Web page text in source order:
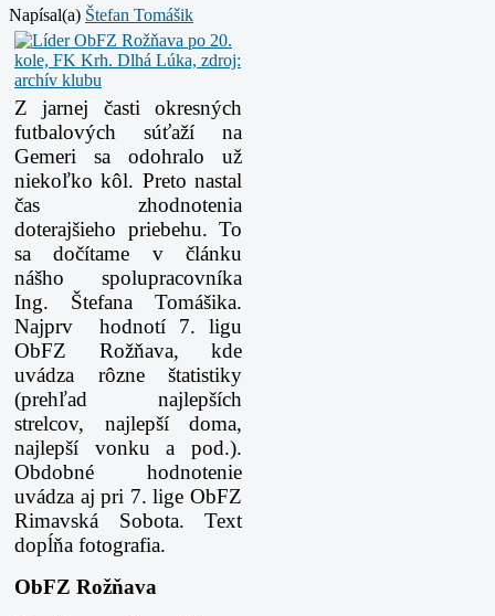
Napísal(a) Štefan Tomášik
Z jarnej časti okresných
futbalových súťaží na
Gemeri sa odohralo už
niekoľko kôl. Preto nastal
čas zhodnotenia
doterajšieho priebehu. To
sa dočítame v článku
nášho spolupracovníka
Ing. Štefana Tomášika.
Najprv hodnotí 7. ligu
ObFZ Rožňava, kde
uvádza rôzne štatistiky
(prehľad najlepších
strelcov, najlepší doma,
najlepší vonku a pod.).
Obdobné hodnotenie
uvádza aj pri 7. lige ObFZ
Rimavská Sobota. Text
dopĺňa fotografia.
ObFZ Rožňava